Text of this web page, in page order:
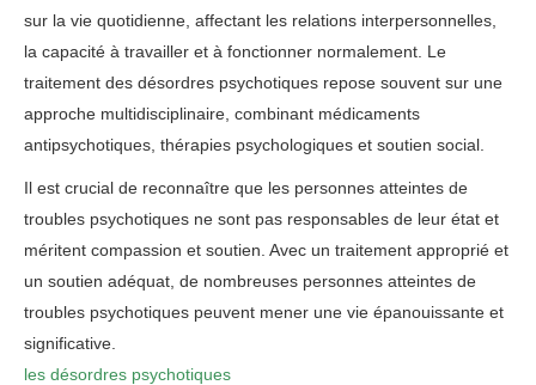
sur la vie quotidienne, affectant les relations interpersonnelles,
la capacité à travailler et à fonctionner normalement. Le
traitement des désordres psychotiques repose souvent sur une
approche multidisciplinaire, combinant médicaments
antipsychotiques, thérapies psychologiques et soutien social.
Il est crucial de reconnaître que les personnes atteintes de
troubles psychotiques ne sont pas responsables de leur état et
méritent compassion et soutien. Avec un traitement approprié et
un soutien adéquat, de nombreuses personnes atteintes de
troubles psychotiques peuvent mener une vie épanouissante et
significative.
les désordres psychotiques